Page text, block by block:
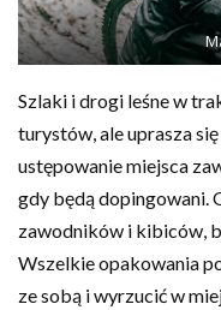
Szlaki i drogi leśne w
turystów, ale uprasza
ustępowanie miejsca
gdy będą dopingowani.
zawodników i kibiców,
Wszelkie opakowania
ze sobą i wyrzucić w